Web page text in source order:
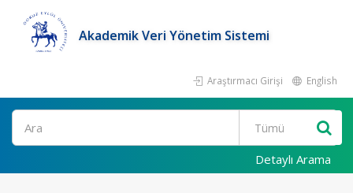
Akademik Veri Yönetim Sistemi
Araştırmacı Girişi English
Ara
Detaylı Arama